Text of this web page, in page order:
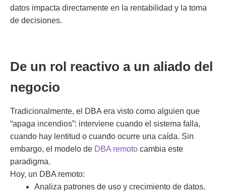
datos impacta directamente en la rentabilidad y la toma
de decisiones.
De un rol reactivo a un aliado del
negocio
Tradicionalmente, el DBA era visto como alguien que
“apaga incendios”: interviene cuando el sistema falla,
cuando hay lentitud o cuando ocurre una caída. Sin
embargo, el modelo de DBA remoto cambia este
paradigma.
Hoy, un DBA remoto:
Analiza patrones de uso y crecimiento de datos.